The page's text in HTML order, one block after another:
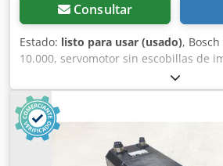
Consultar
Estado: listo para usar (usado), Bosch
10.000, servomotor sin escobillas de
revisado y probado profesionalmente,
12 meses, 100 % funcional. El
corresponde con las fotos. No se
venta acordados para este artículo.
precio por separado. ¡ATENCIÓN:
embalaje y el envío por separado!